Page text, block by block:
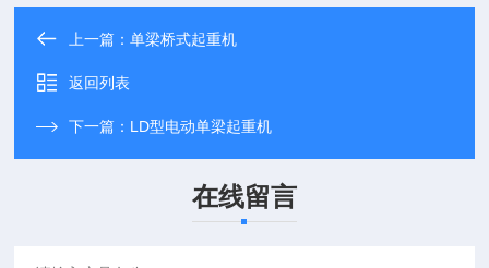
上一篇：单梁桥式起重机
返回列表
下一篇： LD型电动单梁起重机
在线留言